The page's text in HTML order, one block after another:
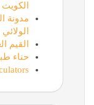
مدونة
الولائي
القيم
حناء